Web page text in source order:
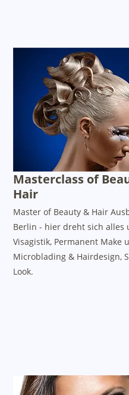
Masterclass of
Hair
Master of Beauty & Hair
Berlin - hier dreht sich alles
Visagistik, Permanent Make
Microblading & Hairdesign,
Look.